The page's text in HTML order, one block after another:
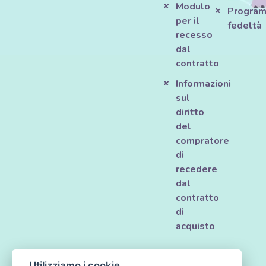
Modulo
per il
recesso
dal
contratto
Informazioni
sul
diritto
del
compratore
di
recedere
dal
contratto
di
acquisto
fedeltà